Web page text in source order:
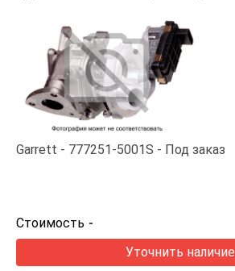
Garrett 777251-5001S Под заказ
Стоимость -
Уточнить наличие